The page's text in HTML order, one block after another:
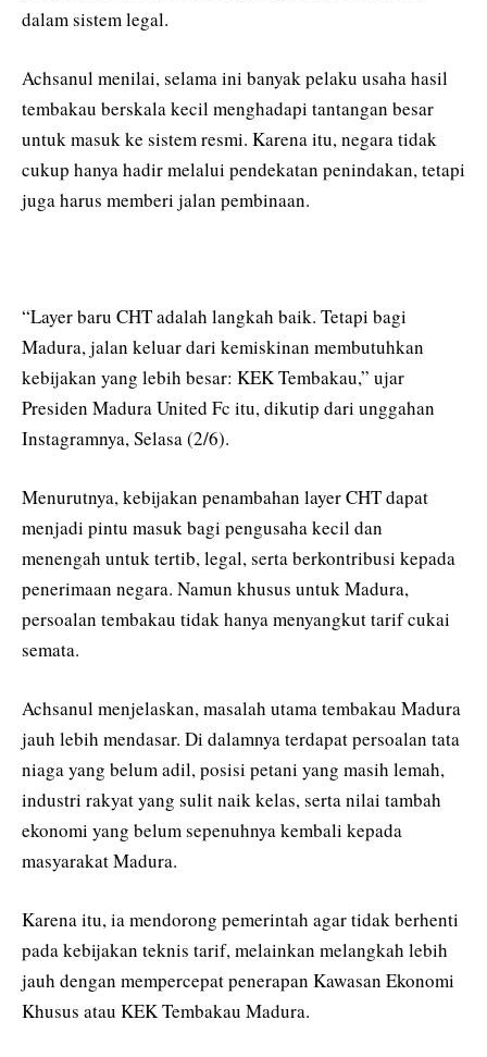
dalam sistem legal.
Achsanul menilai, selama ini banyak pelaku usaha hasil
tembakau berskala kecil menghadapi tantangan besar
untuk masuk ke sistem resmi. Karena itu, negara tidak
cukup hanya hadir melalui pendekatan penindakan, tetapi
juga harus memberi jalan pembinaan.
“Layer baru CHT adalah langkah baik. Tetapi bagi
Madura, jalan keluar dari kemiskinan membutuhkan
kebijakan yang lebih besar: KEK Tembakau,” ujar
Presiden Madura United Fc itu, dikutip dari unggahan
Instagramnya, Selasa (2/6).
Menurutnya, kebijakan penambahan layer CHT dapat
menjadi pintu masuk bagi pengusaha kecil dan
menengah untuk tertib, legal, serta berkontribusi kepada
penerimaan negara. Namun khusus untuk Madura,
persoalan tembakau tidak hanya menyangkut tarif cukai
semata.
Achsanul menjelaskan, masalah utama tembakau Madura
jauh lebih mendasar. Di dalamnya terdapat persoalan tata
niaga yang belum adil, posisi petani yang masih lemah,
industri rakyat yang sulit naik kelas, serta nilai tambah
ekonomi yang belum sepenuhnya kembali kepada
masyarakat Madura.
Karena itu, ia mendorong pemerintah agar tidak berhenti
pada kebijakan teknis tarif, melainkan melangkah lebih
jauh dengan mempercepat penerapan Kawasan Ekonomi
Khusus atau KEK Tembakau Madura.